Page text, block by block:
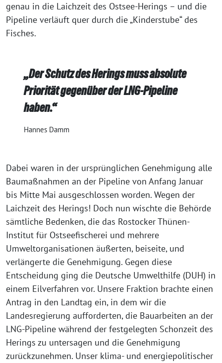
genau in die Laichzeit des Ostsee-Herings – und die
Pipeline verläuft quer durch die „Kinderstube“ des
Fisches.
„Der Schutz des Herings muss absolute
Priorität gegenüber der LNG-Pipeline
haben.“
Hannes Damm
Dabei waren in der ursprünglichen Genehmigung alle
Baumaßnahmen an der Pipeline von Anfang Januar
bis Mitte Mai ausgeschlossen worden. Wegen der
Laichzeit des Herings! Doch nun wischte die Behörde
sämtliche Bedenken, die das Rostocker Thünen-
Institut für Ostseefischerei und mehrere
Umweltorganisationen äußerten, beiseite, und
verlängerte die Genehmigung. Gegen diese
Entscheidung ging die Deutsche Umwelthilfe (DUH) in
einem Eilverfahren vor. Unsere Fraktion brachte einen
Antrag in den Landtag ein, in dem wir die
Landesregierung aufforderten, die Bauarbeiten an der
LNG-Pipeline während der festgelegten Schonzeit des
Herings zu untersagen und die Genehmigung
zurückzunehmen. Unser klima- und energiepolitischer